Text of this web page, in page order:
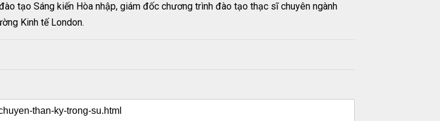
tạo Sáng kiến Hòa nhập, giám đốc chương trình đào tạo thạc sĩ chuyên ngành
Kinh tế London.